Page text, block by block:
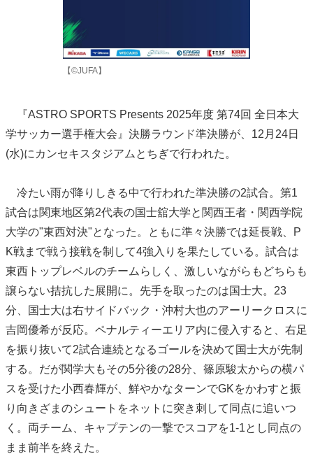
【©JUFA】
『ASTRO SPORTS Presents 2025年度 第74回 全日本大
学サッカー選手権大会』決勝ラウンド準決勝が、12月24日
(水)にカンセキスタジアムとちぎで行われた。
冷たい雨が降りしきる中で行われた準決勝の2試合。第1
試合は関東地区第2代表の国士舘大学と関西王者・関西学院
大学の"東西対決"となった。ともに準々決勝では延長戦、P
K戦まで戦う接戦を制して4強入りを果たしている。試合は
東西トップレベルのチームらしく、激しいながらもどちらも
譲らない拮抗した展開に。先手を取ったのは国士大。23
分、国士大は右サイドバック・沖村大也のアーリークロスに
吉岡優希が反応。ペナルティーエリア内に侵入すると、右足
を振り抜いて2試合連続となるゴールを決めて国士大が先制
する。だが関学大もその5分後の28分、篠原駿太からの横パ
スを受けた小西春輝が、鮮やかなターンでGKをかわすと振
り向きざまのシュートをネットに突き刺して同点に追いつ
く。両チーム、キャプテンの一撃でスコアを1-1とし同点の
まま前半を終えた。